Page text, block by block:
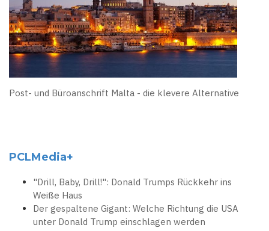
Post- und Büroanschrift Malta - die klevere Alternative
PCLMedia+
"Drill, Baby, Drill!": Donald Trumps Rückkehr ins
Weiße Haus
Der gespaltene Gigant: Welche Richtung die USA
unter Donald Trump einschlagen werden